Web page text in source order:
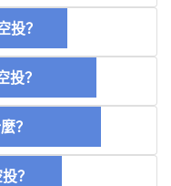
投？
空投？
麼？
？